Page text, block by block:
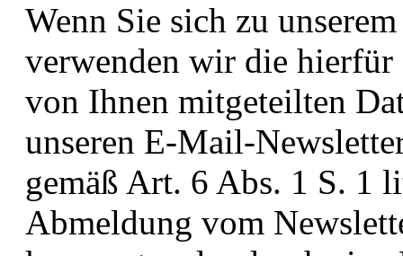
Wenn Sie sich zu
verwenden wir die hierfür
von Ihnen mitgeteilten
unseren E-Mail-
gemäß Art. 6 Abs. 1 S. 1
Abmeldung vom